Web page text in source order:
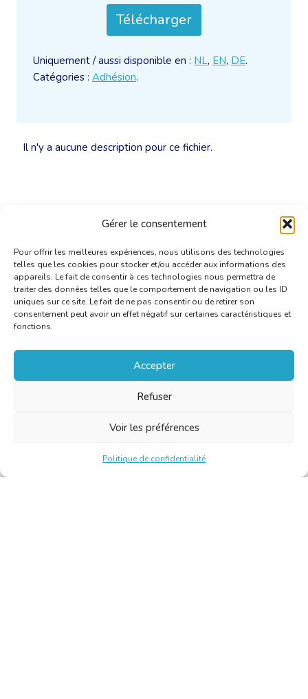
Gérer le consentement
Pour offrir les meilleures expériences, nous utilisons des technologies
telles que les cookies pour stocker et/ou accéder aux informations des
appareils. Le fait de consentir à ces technologies nous permettra de
traiter des données telles que le comportement de navigation ou les ID
uniques sur ce site. Le fait de ne pas consentir ou de retirer son
consentement peut avoir un effet négatif sur certaines caractéristiques et
fonctions.
Accepter
Refuser
Voir les préférences
Politique de confidentialité
Il n'y a aucune description pour ce fichier.
Télécharger
Uniquement / aussi disponible en : NL, EN, DE.
Catégories : Adhésion.